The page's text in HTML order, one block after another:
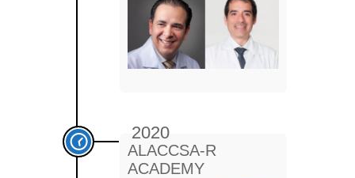
2020
ALACCSA-R
ACADEMY